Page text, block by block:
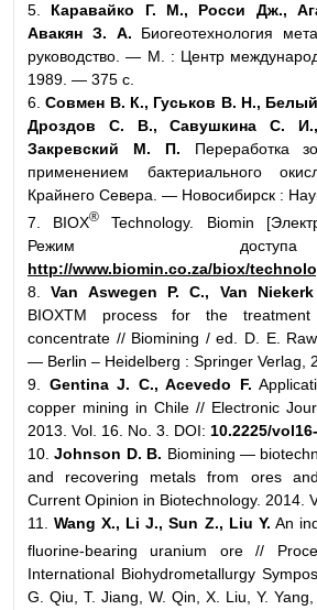
5. Каравайко Г. М., Росси Дж.,
Авакян З. А. Биогеотехнология
руководство. — М. : Центр
1989. — 375 с.
6.Совмен В. К., Гуськов В. Н.,
Дроздов С. В., Савушкина С.
Закревский М. П. Переработка
применением бактериального
Крайнего Севера. — Новосибирск :
7. BIOX® Technology. Biomin
Режим
http://www.biomin.co.za/biox/
8.Van Aswegen P. C., Van
BIOXΤΜ process for the
concentrate // Biomining / ed. D. E.
— Berlin – Heidelberg : Springer Verlag,
9. Gentina J. C., Acevedo F.
copper mining in Chile // Electronic
2013. Vol. 16. No. 3. DOI: 10.2225/
10.Johnson D. B. Biomining —
and recovering metals from ores
Current Opinion in Biotechnology. 2014.
11.Wang X., Li J., Sun Z., Liu Y. An
fluorine-bearing uranium ore //
International Biohydrometallurgy
G. Qiu, T. Jiang, W. Qin, X. Liu, Y. Yang,